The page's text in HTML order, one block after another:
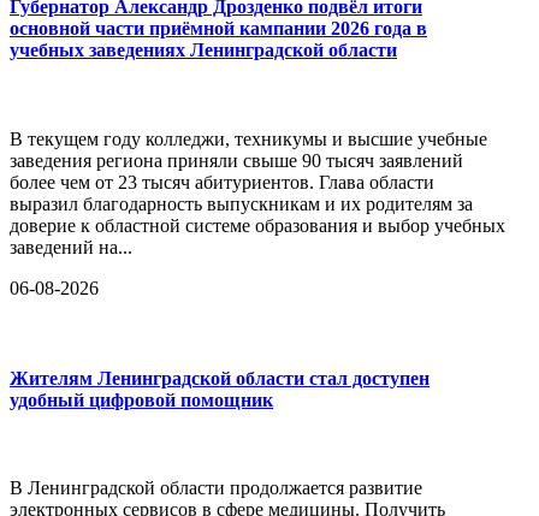
Губернатор Александр Дрозденко подвёл итоги
основной части приёмной кампании 2026 года в
учебных заведениях Ленинградской области
В текущем году колледжи, техникумы и высшие учебные
заведения региона приняли свыше 90 тысяч заявлений
более чем от 23 тысяч абитуриентов. Глава области
выразил благодарность выпускникам и их родителям за
доверие к областной системе образования и выбор учебных
заведений на...
06-08-2026
Жителям Ленинградской области стал доступен
удобный цифровой помощник
В Ленинградской области продолжается развитие
электронных сервисов в сфере медицины. Получить